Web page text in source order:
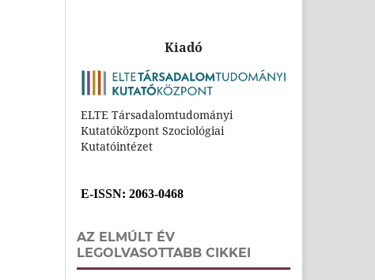
Kiadó
ELTE Társadalomtudományi
Kutatóközpont Szociológiai
Kutatóintézet
E-ISSN: 2063-0468
AZ ELMÚLT ÉV
LEGOLVASOTTABB CIKKEI